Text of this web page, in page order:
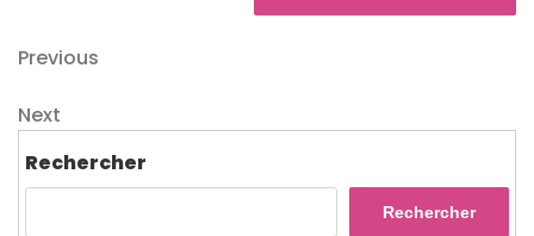
Navigation
de
l’article
Previous
Previous
Next
Next
Rechercher
Rechercher